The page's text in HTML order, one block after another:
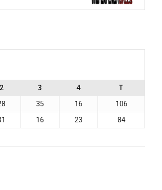
2 3 4
T
35 16
106
16 23 84